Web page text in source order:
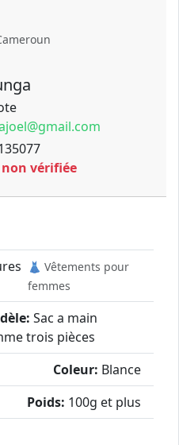
vérifiée
👗 Vêtements pour
femmes
Sac a main
trois pièces
Coleur: Blance
Poids: 100g et plus